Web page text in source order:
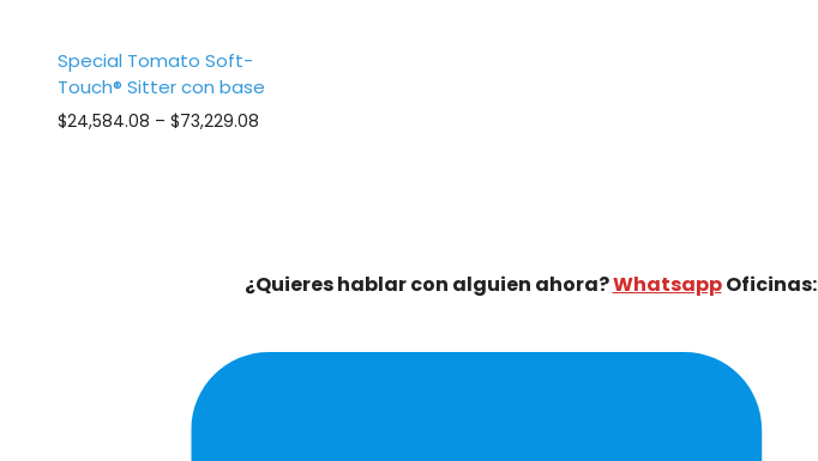
Special Tomato Soft-
Touch® Sitter con base
$24,584.08 – $73,229.08
¿Quieres hablar con alguien ahora?WhatsappOficinas: